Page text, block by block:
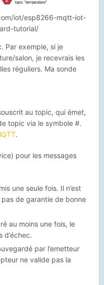
iot/esp8266-mqtt-iot-
tutorial/
Par exemple, si je
salon, je recevrais les
réguliers. Ma sonde
au topic, qui émet,
topic via le symbole #.
.
pour les messages
une seule fois. Il n’est
pas de garantie de bonne
au moins une fois, le
d’échec.
par l’emetteur
ne valide pas la